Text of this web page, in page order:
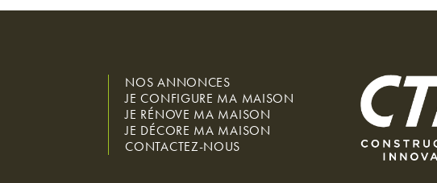
NOS ANNONCES
JE CONFIGURE MA MAISON
JE RÉNOVE MA MAISON
JE DÉCORE MA MAISON
CONTACTEZ-NOUS